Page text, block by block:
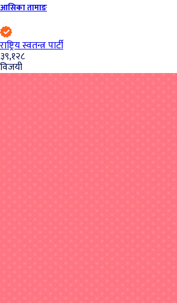
आसिका तामाङ
राष्ट्रिय स्वतन्त्र पार्टी
३९,१२८
विजयी